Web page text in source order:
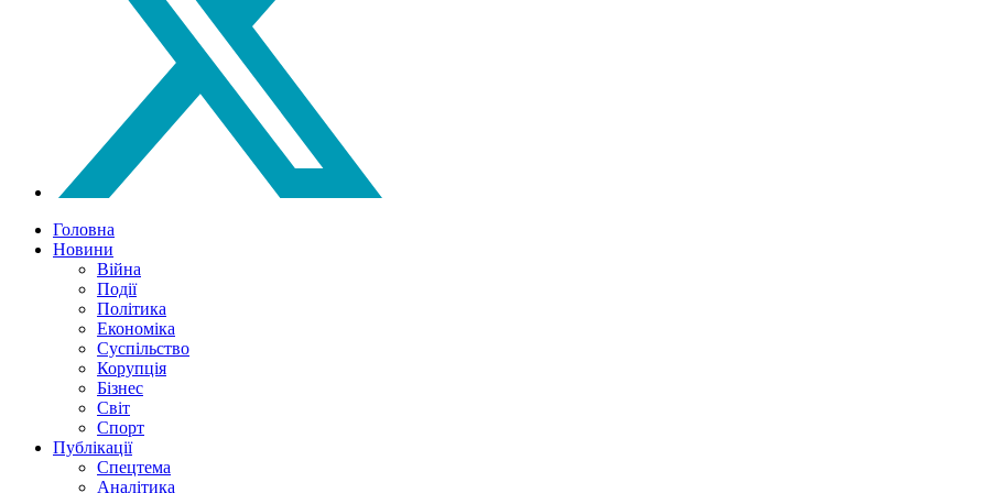
Головна
Новини
Війна
Події
Політика
Економіка
Суспільство
Корупція
Бізнес
Світ
Спорт
Публікації
Спецтема
Аналітика